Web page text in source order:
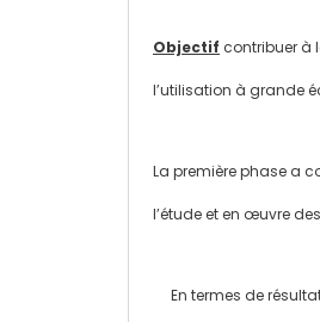
Objectif contribuer à
l’utilisation à grande
La première phase a
l’étude et en œuvre
En termes de